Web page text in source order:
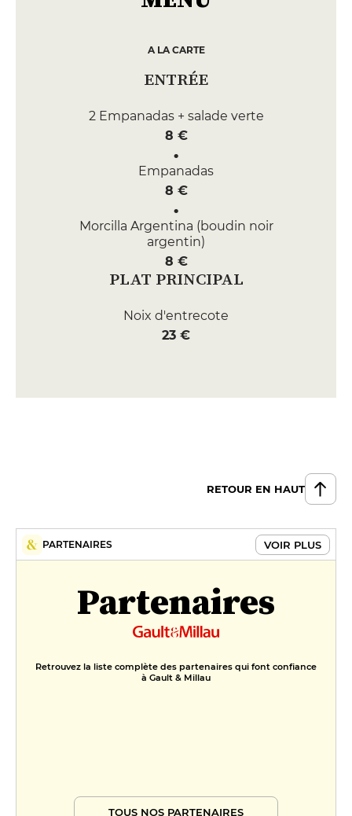
A LA CARTE
ENTRÉE
2 Empanadas + salade verte
8 €
Empanadas
8 €
Morcilla Argentina (boudin noir
argentin)
8 €
PLAT PRINCIPAL
Noix d'entrecote
23 €
RETOUR EN HAUT
PARTENAIRES VOIR PLUS
Partenaires
Retrouvez la liste complète des partenaires qui font confiance
à Gault & Millau
TOUS NOS PARTENAIRES